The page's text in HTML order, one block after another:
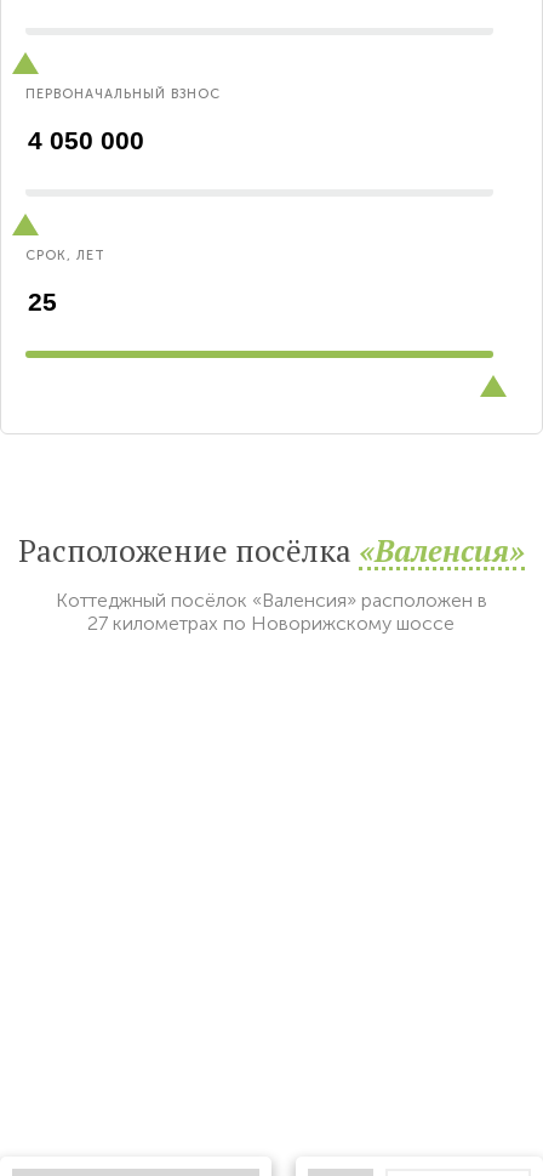
ПЕРВОНАЧАЛЬНЫЙ ВЗНОС
СРОК, ЛЕТ
Расположение посёлка «Валенсия»
Коттеджный посёлок «Валенсия» расположен в
27 километрах по Новорижскому шоссе